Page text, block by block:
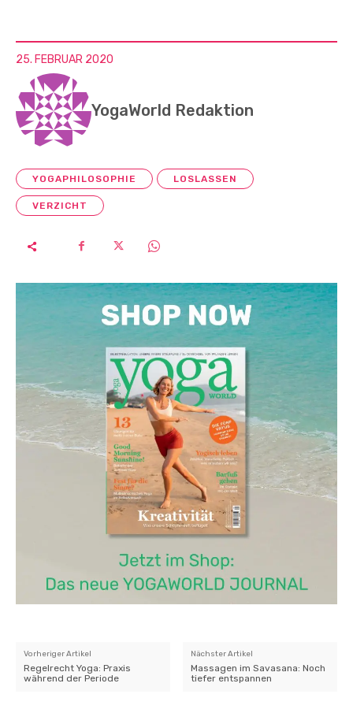
25. FEBRUAR 2020
YogaWorld Redaktion
YOGAPHILOSOPHIE LOSLASSEN
VERZICHT
Vorheriger Artikel
Regelrecht Yoga: Praxis
während der Periode
Nächster Artikel
Massagen im Savasana: Noch
tiefer entspannen